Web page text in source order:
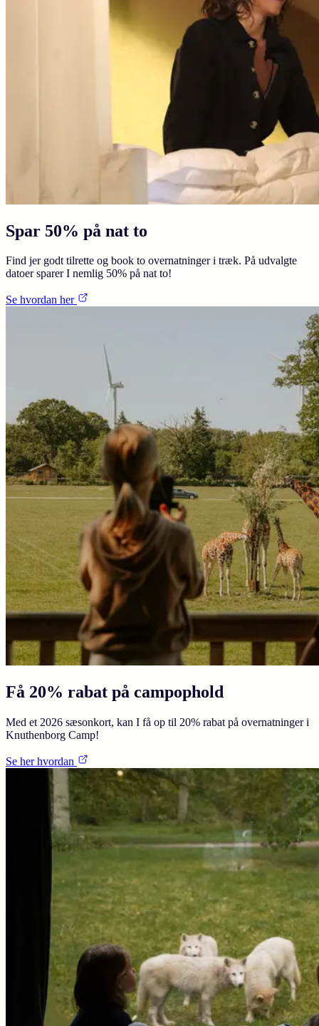
Spar 50% på nat to
Find jer godt tilrette og book to overnatninger i træk. På udvalgte
datoer sparer I nemlig 50% på nat to!
Se hvordan her
Få 20% rabat på campophold
Med et 2026 sæsonkort, kan I få op til 20% rabat på overnatninger i
Knuthenborg Camp!
Se her hvordan